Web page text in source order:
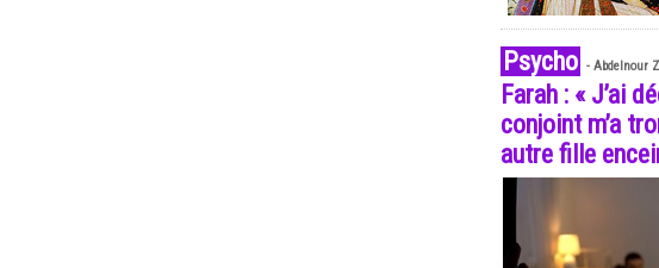
Psycho - Abdelnour
Farah : « J’ai
conjoint m’a
autre fille